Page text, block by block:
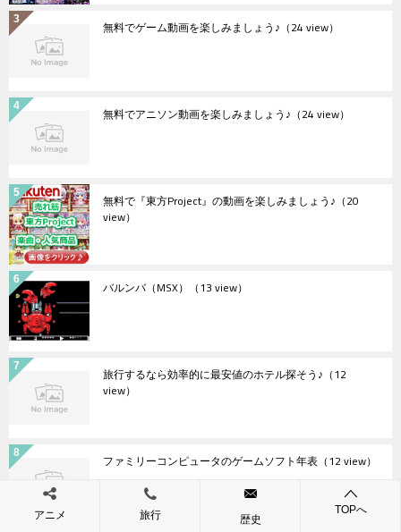
無料でゲーム動画を楽しみましょう♪ （24 view）
無料でアニソン動画を楽しみましょう♪ （24 view）
無料で『東方Project』の動画を楽しみましょう♪ （20
view）
バルンバ（MSX） （13 view）
旅行するなら効率的に最安値のホテル探そう♪ （12
view）
ファミリーコンピュータのゲームソフト年表 （12 view）
アニメ 旅行 歴史
TOPへ